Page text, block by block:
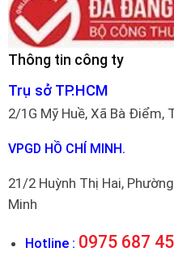
Thông tin công ty
Trụ sở TP.HCM
2/1G Mỹ Huề, Xã Bà Điểm,
VPGD HỒ CHÍ MINH.
21/2 Huỳnh Thị Hai,
Minh
Hotline : 0975 687